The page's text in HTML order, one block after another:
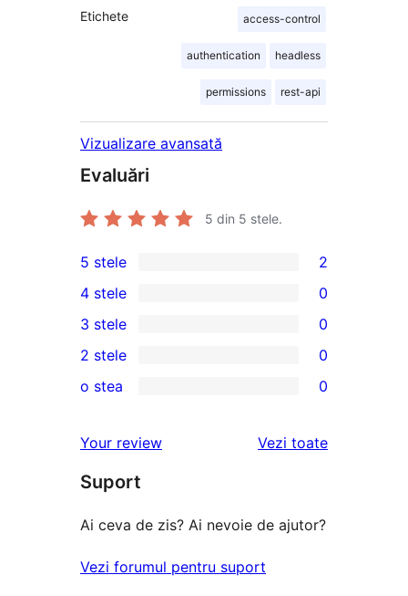
Etichete access-control
authentication headless
permissions rest-api
Vizualizare avansată
Evaluări
5 din 5 stele.
2
5
–
recenzii
(stele)
5 stele 2
4
–
recenzii
4 stele 0
0
3
–
(stele)
3 stele 0
2
recenzii
(stele)
2 stele 0
0
–
recenzii
o stea 0
Your review Vezi toaterecenziile
Suport
Ai ceva de zis? Ai nevoie de ajutor?
Vezi forumul pentru suport